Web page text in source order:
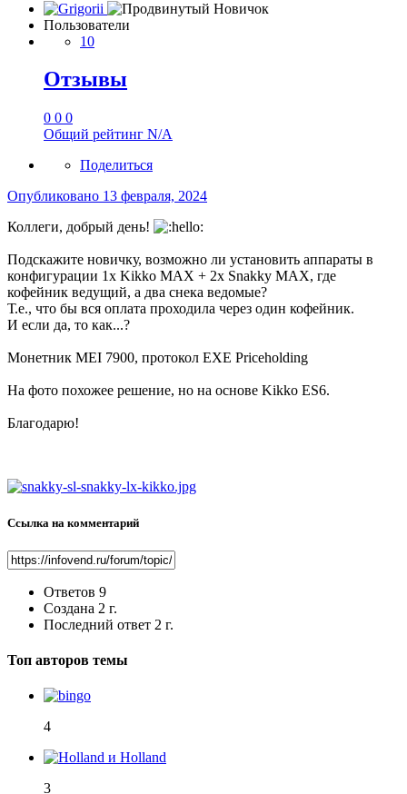
Пользователи
10
Отзывы
0 0 0
Общий рейтинг N/A
Поделиться
Опубликовано 13 февраля, 2024
Коллеги, добрый день!
Подскажите новичку, возможно ли установить аппараты в
конфигурации 1х Kikko MAX + 2x Snakky MAX, где
кофейник ведущий, а два снека ведомые?
Т.е., что бы вся оплата проходила через один кофейник.
И если да, то как...?
Монетник MEI 7900, протокол EXE Priceholding
На фото похожее решение, но на основе Kikko ES6.
Благодарю!
Ссылка на комментарий
Ответов 9
Создана 2 г.
Последний ответ 2 г.
Топ авторов темы
4
3